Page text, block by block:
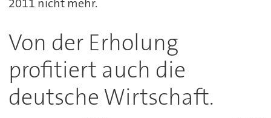
Von der Erholung
profitiert auch die
deutsche Wirtschaft.